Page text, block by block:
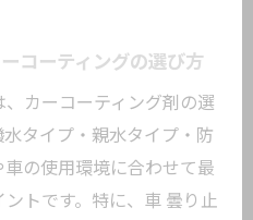
コーティングの選び方
カーコーティング剤の選
タイプ・親水タイプ・防
の使用環境に合わせて最
トです。特に、車 曇り止